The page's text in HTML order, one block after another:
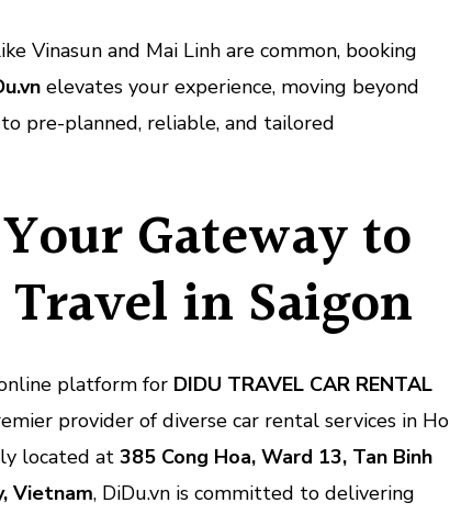
Vinasun and Mai Linh are common, booking
elevates your experience, moving beyond
pre-planned, reliable, and tailored
Gateway to
Travel in Saigon
platform for DIDU TRAVEL CAR RENTAL
provider of diverse car rental services in Ho
located at 385 Cong Hoa, Ward 13, Tan Binh
Vietnam, DiDu.vn is committed to delivering